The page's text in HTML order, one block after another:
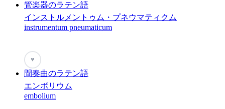
管楽器のラテン語
インストルメントゥム・プネウマティクム
instrumentum pneumaticum
♥
間奏曲のラテン語
エンボリウム
embolium